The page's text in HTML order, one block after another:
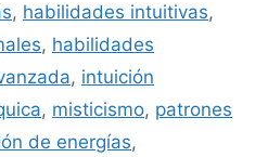
, habilidades intuitivas,
, habilidades
, intuición
, misticismo, patrones
de energías,